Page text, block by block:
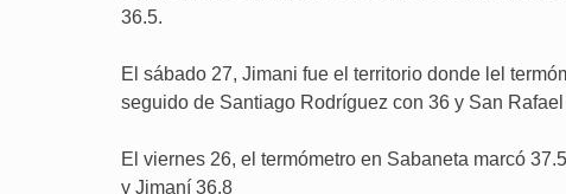
36.5.
El sábado 27, Jimani fue el territorio donde lel
seguido de Santiago Rodríguez con 36 y San
El viernes 26, el termómetro en Sabaneta marcó
y Jimaní 36.8